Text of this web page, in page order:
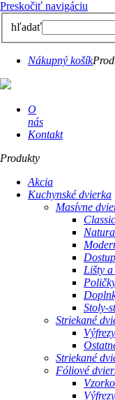
Preskočiť navigáciu
hľadať
Nákupný košík
O
nás
Kontakt
Produkty
Akcia
Kuchynské dvierka
Masívne
Classic
Lišty
Stoly-
Striekané
Striekané
Fóliové
Výfrezy